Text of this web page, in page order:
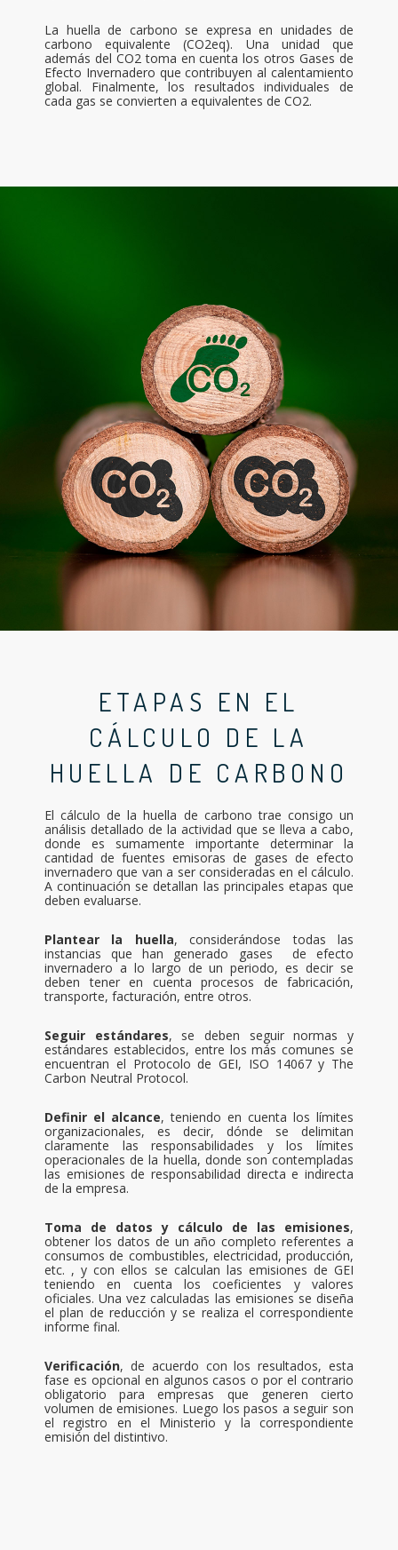
La huella de carbono se expresa en unidades de
carbono equivalente (CO2eq). Una unidad que
además del CO2 toma en cuenta los otros Gases de
Efecto Invernadero que contribuyen al calentamiento
global. Finalmente, los resultados individuales de
cada gas se convierten a equivalentes de CO2.
ETAPAS EN EL
CÁLCULO DE LA
HUELLA DE CARBONO
El cálculo de la huella de carbono trae consigo un
análisis detallado de la actividad que se lleva a cabo,
donde es sumamente importante determinar la
cantidad de fuentes emisoras de gases de efecto
invernadero que van a ser consideradas en el cálculo.
A continuación se detallan las principales etapas que
deben evaluarse.
Plantear la huella, considerándose todas las
instancias que han generado gases de efecto
invernadero a lo largo de un periodo, es decir se
deben tener en cuenta procesos de fabricación,
transporte, facturación, entre otros.
Seguir estándares, se deben seguir normas y
estándares establecidos, entre los más comunes se
encuentran el Protocolo de GEI, ISO 14067 y The
Carbon Neutral Protocol.
Definir el alcance, teniendo en cuenta los límites
organizacionales, es decir, dónde se delimitan
claramente las responsabilidades y los límites
operacionales de la huella, donde son contempladas
las emisiones de responsabilidad directa e indirecta
de la empresa.
Toma de datos y cálculo de las emisiones,
obtener los datos de un año completo referentes a
consumos de combustibles, electricidad, producción,
etc. , y con ellos se calculan las emisiones de GEI
teniendo en cuenta los coeficientes y valores
oficiales. Una vez calculadas las emisiones se diseña
el plan de reducción y se realiza el correspondiente
informe final.
Verificación, de acuerdo con los resultados, esta
fase es opcional en algunos casos o por el contrario
obligatorio para empresas que generen cierto
volumen de emisiones. Luego los pasos a seguir son
el registro en el Ministerio y la correspondiente
emisión del distintivo.